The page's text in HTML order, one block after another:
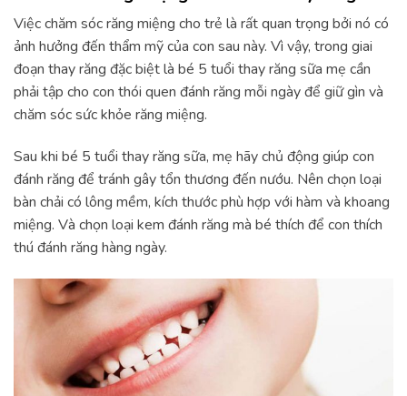
Việc chăm sóc răng miệng cho trẻ là rất quan trọng bởi nó có
ảnh hưởng đến thẩm mỹ của con sau này. Vì vậy, trong giai
đoạn thay răng đặc biệt là bé 5 tuổi thay răng sữa mẹ cần
phải tập cho con thói quen đánh răng mỗi ngày để giữ gìn và
chăm sóc sức khỏe răng miệng.
Sau khi bé 5 tuổi thay răng sữa, mẹ hãy chủ động giúp con
đánh răng để tránh gây tổn thương đến nướu. Nên chọn loại
bàn chải có lông mềm, kích thước phù hợp với hàm và khoang
miệng. Và chọn loại kem đánh răng mà bé thích để con thích
thú đánh răng hàng ngày.